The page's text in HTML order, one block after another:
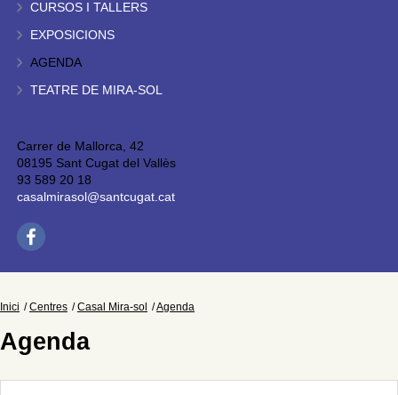
CURSOS I TALLERS
EXPOSICIONS
AGENDA
TEATRE DE MIRA-SOL
Carrer de Mallorca, 42
08195 Sant Cugat del Vallès
93 589 20 18
casalmirasol@santcugat.cat
Inici Centres Casal Mira-sol Agenda
Agenda